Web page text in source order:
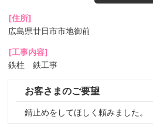
[住所]
広島県廿日市市地御前
[工事内容]
鉄柱 鉄工事
お客さまのご要望
錆止めをしてほしく頼みました。